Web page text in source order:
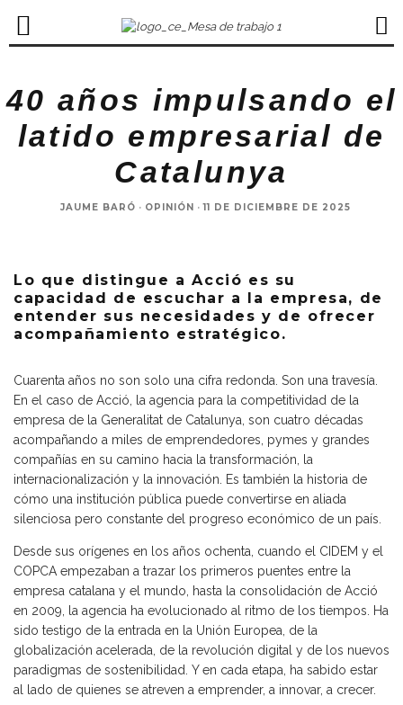
40 años impulsando el
latido empresarial de
Catalunya
JAUME BARÓ · OPINIÓN · 11 DE DICIEMBRE DE 2025
Lo que distingue a Acció es su
capacidad de escuchar a la empresa, de
entender sus necesidades y de ofrecer
acompañamiento estratégico.
Cuarenta años no son solo una cifra redonda. Son una travesía.
En el caso de Acció, la agencia para la competitividad de la
empresa de la Generalitat de Catalunya, son cuatro décadas
acompañando a miles de emprendedores, pymes y grandes
compañías en su camino hacia la transformación, la
internacionalización y la innovación. Es también la historia de
cómo una institución pública puede convertirse en aliada
silenciosa pero constante del progreso económico de un país.
Desde sus orígenes en los años ochenta, cuando el CIDEM y el
COPCA empezaban a trazar los primeros puentes entre la
empresa catalana y el mundo, hasta la consolidación de Acció
en 2009, la agencia ha evolucionado al ritmo de los tiempos. Ha
sido testigo de la entrada en la Unión Europea, de la
globalización acelerada, de la revolución digital y de los nuevos
paradigmas de sostenibilidad. Y en cada etapa, ha sabido estar
al lado de quienes se atreven a emprender, a innovar, a crecer.